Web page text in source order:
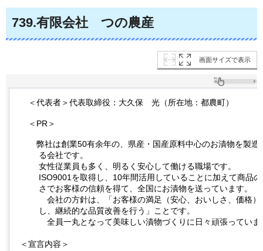
739.有限会社 つの農産
画面サイズで表示
＜代表者＞代表取締役：大久保 光（所在地：都農町）
＜PR＞
弊社は創業50有余年の、県産・国産原料中心のお漬物を製造
る会社です。
女性従業員も多く、明るく安心して働ける職場です。
ISO9001を取得し、10年間活用していることに加えて商品
さでお客様の信頼を得て、全国にお漬物を送っています。
会社の方針は、「お客様の満足（安心、おいしさ、価格）
し、継続的な品質改善を行う」ことです。
全員一丸となって美味しい漬物づくりに日々頑張っていま
＜宣言内容＞